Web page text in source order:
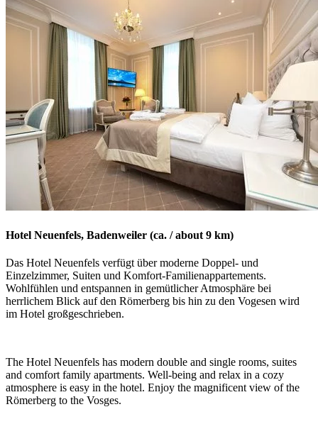
Hotel Neuenfels, Badenweiler (ca. / about 9 km)
Das Hotel Neuenfels verfügt über moderne Doppel- und
Einzelzimmer, Suiten und Komfort-Familienappartements.
Wohlfühlen und entspannen in gemütlicher Atmosphäre bei
herrlichem Blick auf den Römerberg bis hin zu den Vogesen wird
im Hotel großgeschrieben.
The Hotel Neuenfels has modern double and single rooms, suites
and comfort family apartments. Well-being and relax in a cozy
atmosphere is easy in the hotel. Enjoy the magnificent view of the
Römerberg to the Vosges.